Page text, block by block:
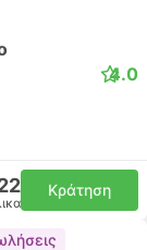
4.0
Κράτηση